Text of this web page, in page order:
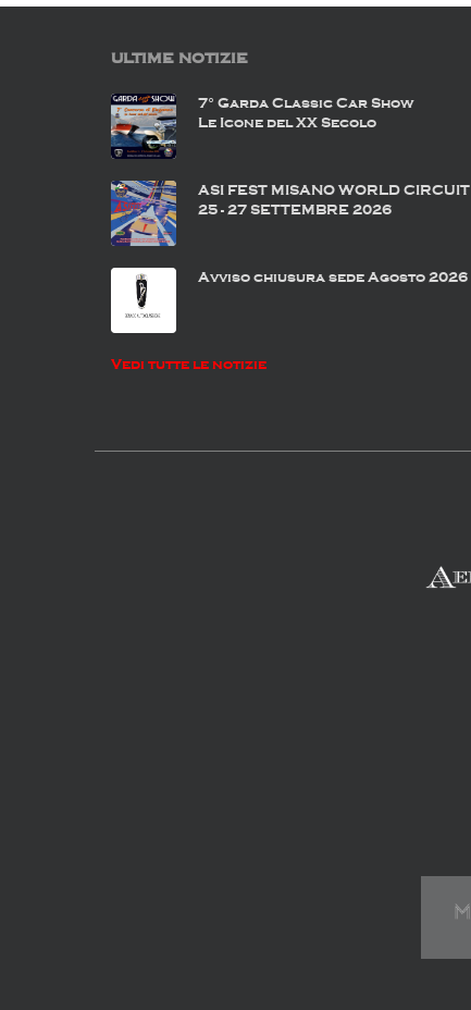
ULTIME NOTIZIE
7° Garda Classic Car Show
Le Icone del XX Secolo
ASI FEST MISANO WORLD CIRCUIT
25 - 27 SETTEMBRE 2026
Avviso chiusura sede Agosto 2026
Vedi tutte le notizie